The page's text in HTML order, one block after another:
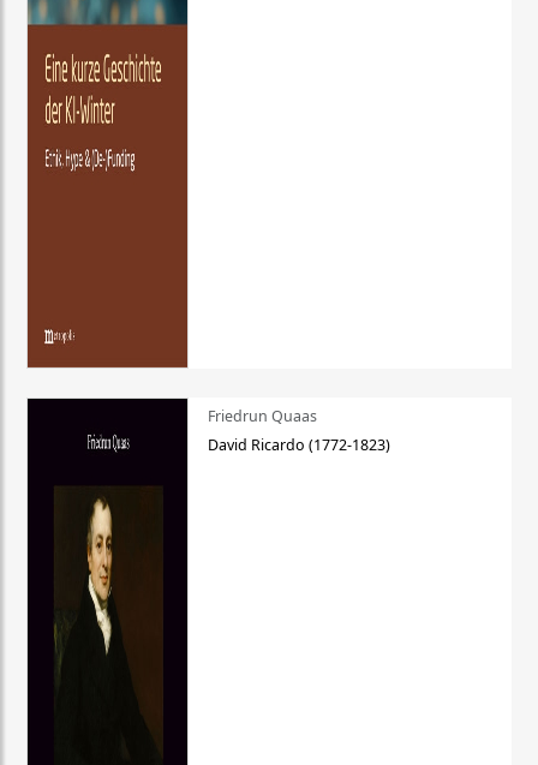
Friedrun Quaas
David Ricardo (1772-1823)